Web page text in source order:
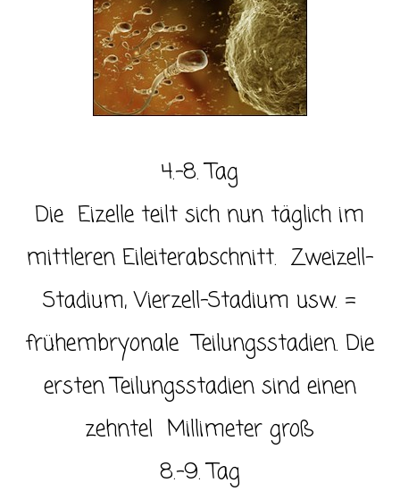
4.-8. Tag
Die Eizelle teilt sich nun täglich im
mittleren Eileiterabschnitt. Zweizell-
Stadium, Vierzell-Stadium usw. =
frühembryonale Teilungsstadien. Die
ersten Teilungsstadien sind einen
zehntel Millimeter groß
8.-9. Tag